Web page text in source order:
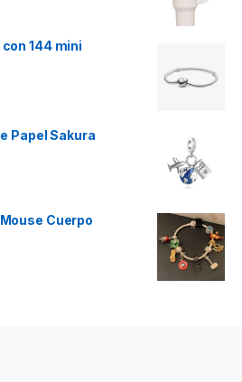
144 mini
Papel Sakura
Cuerpo